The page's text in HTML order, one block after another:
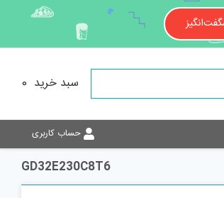
سبد خرید 0
حساب کاربری
GD32E230C8T6